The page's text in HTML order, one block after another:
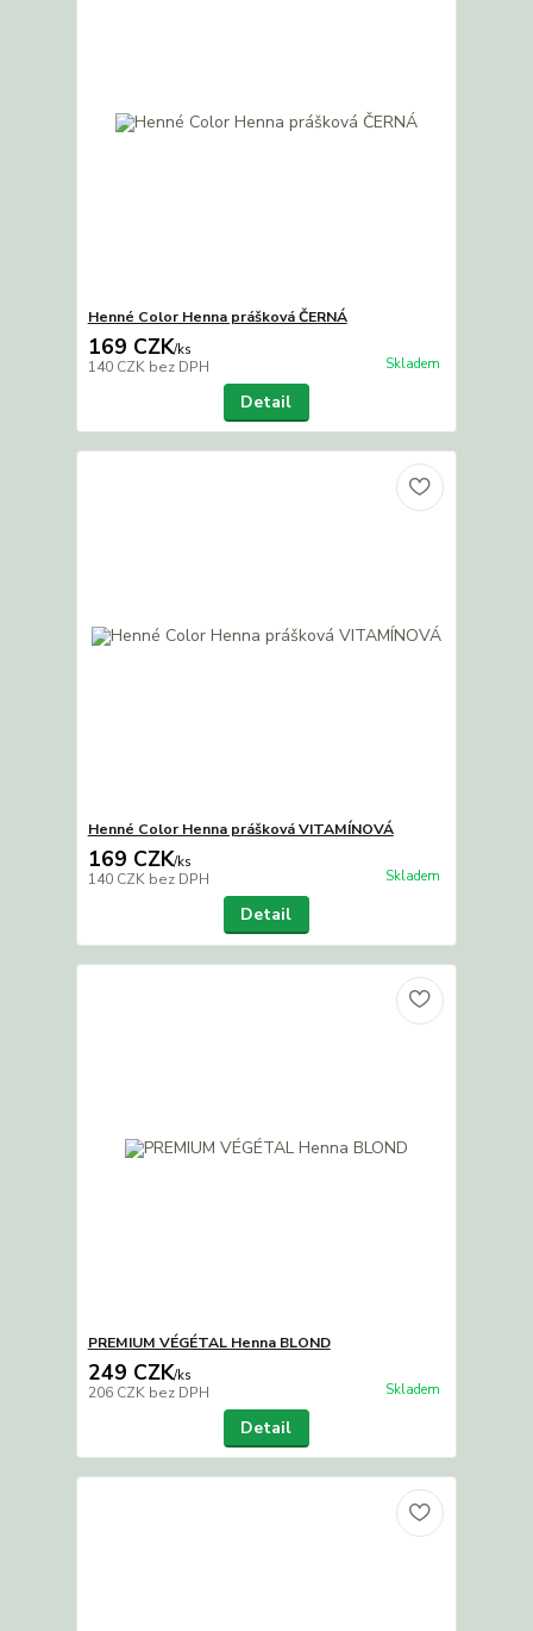
Henné Color Henna prášková ČERNÁ
169 CZK/ks
140 CZK bez DPH Skladem
Detail
Henné Color Henna prášková VITAMÍNOVÁ
169 CZK/ks
140 CZK bez DPH Skladem
Detail
PREMIUM VÉGÉTAL Henna BLOND
249 CZK/ks
206 CZK bez DPH Skladem
Detail